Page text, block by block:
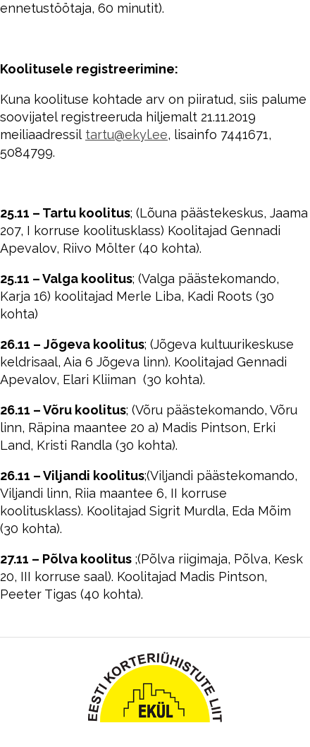
ennetustöötaja, 60 minutit).
Koolitusele registreerimine:
Kuna koolituse kohtade arv on piiratud, siis palume
soovijatel registreeruda hiljemalt 21.11.2019
meiliaadressil tartu@ekyl.ee, lisainfo 7441671,
5084799.
25.11 – Tartu koolitus; (Lõuna päästekeskus, Jaama
207, I korruse koolitusklass) Koolitajad Gennadi
Apevalov, Riivo Mölter (40 kohta).
25.11 – Valga koolitus; (Valga päästekomando,
Karja 16) koolitajad Merle Liba, Kadi Roots (30
kohta)
26.11 – Jõgeva koolitus; (Jõgeva kultuurikeskuse
keldrisaal, Aia 6 Jõgeva linn). Koolitajad Gennadi
Apevalov, Elari Kliiman (30 kohta).
26.11 – Võru koolitus; (Võru päästekomando, Võru
linn, Räpina maantee 20 a) Madis Pintson, Erki
Land, Kristi Randla (30 kohta).
26.11 – Viljandi koolitus;(Viljandi päästekomando,
Viljandi linn, Riia maantee 6, II korruse
koolitusklass). Koolitajad Sigrit Murdla, Eda Mõim
(30 kohta).
27.11 – Põlva koolitus ;(Põlva riigimaja, Põlva, Kesk
20, III korruse saal). Koolitajad Madis Pintson,
Peeter Tigas (40 kohta).